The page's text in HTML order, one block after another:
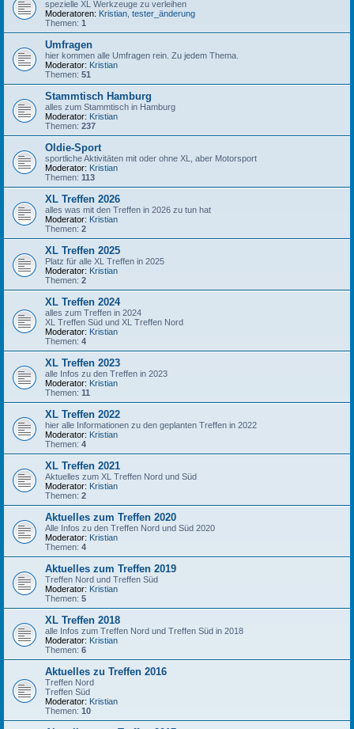
spezielle XL Werkzeuge zu verleihen
Moderatoren: Kristian tester_änderung
Themen: 1
Umfragen
hier kommen alle Umfragen rein. Zu jedem Thema.
Moderator: Kristian
Themen: 51
Stammtisch Hamburg
alles zum Stammtisch in Hamburg
Moderator: Kristian
Themen: 237
Oldie-Sport
sportliche Aktivitäten mit oder ohne XL, aber Motorsport
Moderator: Kristian
Themen: 113
XL Treffen 2026
alles was mit den Treffen in 2026 zu tun hat
Moderator: Kristian
Themen: 2
XL Treffen 2025
Platz für alle XL Treffen in 2025
Moderator: Kristian
Themen: 2
XL Treffen 2024
alles zum Treffen in 2024
XL Treffen Süd und XL Treffen Nord
Moderator: Kristian
Themen: 4
XL Treffen 2023
alle Infos zu den Treffen in 2023
Moderator: Kristian
Themen: 11
XL Treffen 2022
hier alle Informationen zu den geplanten Treffen in 2022
Moderator: Kristian
Themen: 4
XL Treffen 2021
Aktuelles zum XL Treffen Nord und Süd
Moderator: Kristian
Themen: 2
Aktuelles zum Treffen 2020
Alle Infos zu den Treffen Nord und Süd 2020
Moderator: Kristian
Themen: 4
Aktuelles zum Treffen 2019
Treffen Nord und Treffen Süd
Moderator: Kristian
Themen: 5
XL Treffen 2018
alle Infos zum Treffen Nord und Treffen Süd in 2018
Moderator: Kristian
Themen: 6
Aktuelles zu Treffen 2016
Treffen Nord
Treffen Süd
Moderator: Kristian
Themen: 10